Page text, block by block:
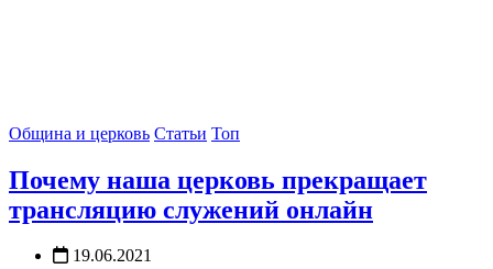
Община и церковь Статьи Топ
Почему наша церковь прекращает
трансляцию служений онлайн
19.06.2021